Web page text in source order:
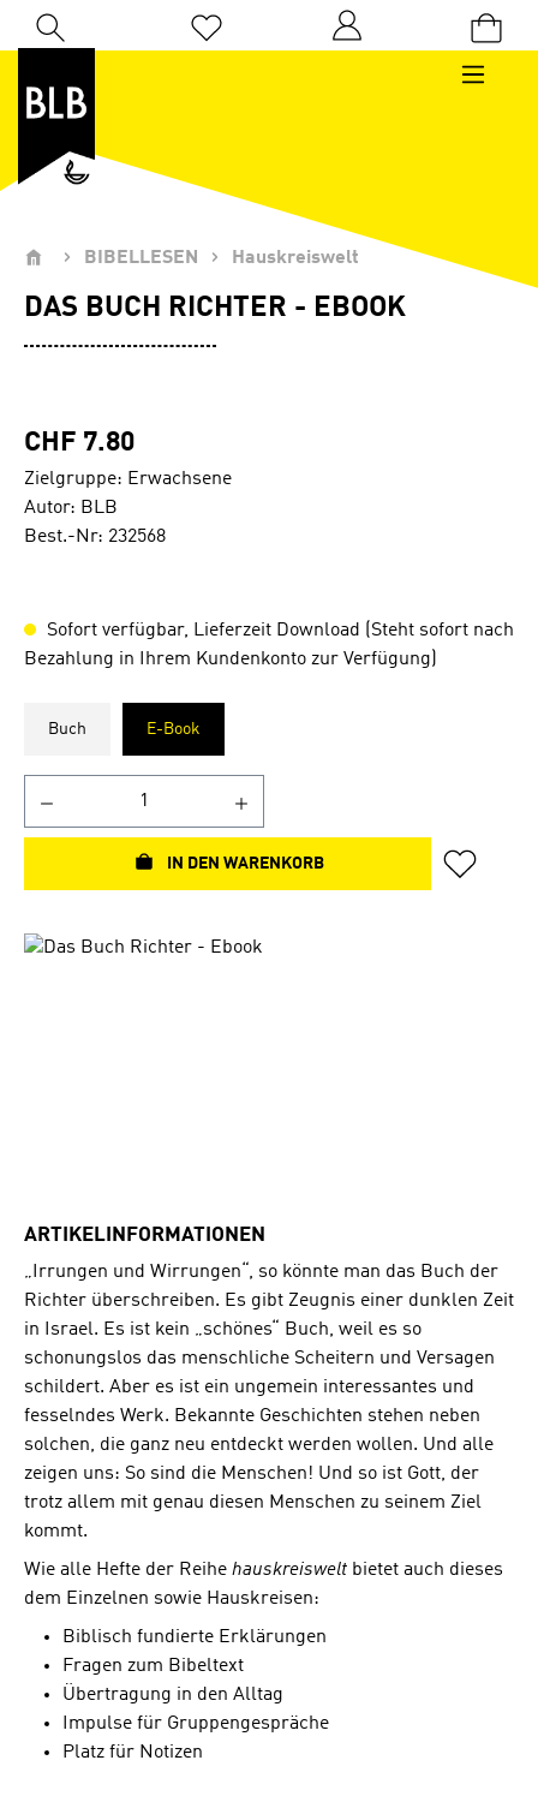
Zum Hauptinhalt springen
Du hast 0 Produkte auf dem Merkzettel
BIBELLESEN Hauskreiswelt
DAS BUCH RICHTER - EBOOK
CHF 7.80
Zielgruppe: Erwachsene
Autor: BLB
Best.-Nr: 232568
Sofort verfügbar, Lieferzeit Download (Steht sofort nach
Bezahlung in Ihrem Kundenkonto zur Verfügung)
Buch E-Book
IN DEN WARENKORB
Bildergalerie überspringen
ARTIKELINFORMATIONEN
„Irrungen und Wirrungen“, so könnte man das Buch der
Richter überschreiben. Es gibt Zeugnis einer dunklen Zeit
in Israel. Es ist kein „schönes“ Buch, weil es so
schonungslos das menschliche Scheitern und Versagen
schildert. Aber es ist ein ungemein interessantes und
fesselndes Werk. Bekannte Geschichten stehen neben
solchen, die ganz neu entdeckt werden wollen. Und alle
zeigen uns: So sind die Menschen! Und so ist Gott, der
trotz allem mit genau diesen Menschen zu seinem Ziel
kommt.
Wie alle Hefte der Reihe hauskreiswelt bietet auch dieses
dem Einzelnen sowie Hauskreisen:
Biblisch fundierte Erklärungen
Fragen zum Bibeltext
Übertragung in den Alltag
Impulse für Gruppengespräche
Platz für Notizen